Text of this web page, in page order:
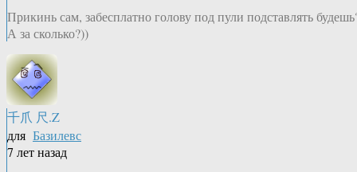
Прикинь сам, забесплатно голову под пули подставлять
А за сколько?))
千爪 尺.Z
для Базилевс
7 лет назад